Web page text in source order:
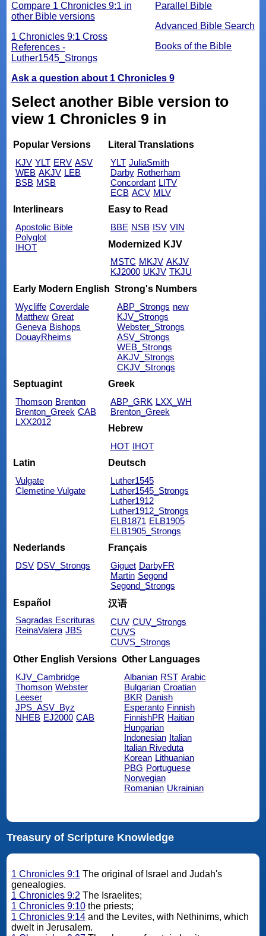
Parallel Bible
Advanced Bible Search
Books of the Bible
Compare 1 Chronicles 9:1 in
other Bible versions
1 Chronicles 9:1 Cross
References -
Luther1545_Strongs
Ask a question about 1 Chronicles 9
Select another Bible version to
view 1 Chronicles 9 in
Popular Versions
KJV YLT ERV ASV
WEB AKJV LEB
BSB MSB
Literal Translations
YLT JuliaSmith
Darby Rotherham
Concordant LITV
ECB ACV MLV
Interlinears
Apostolic Bible
Polyglot
IHOT
Easy to Read
BBE NSB ISV VIN
Modernized KJV
MSTC MKJV AKJV
KJ2000 UKJV TKJU
Early Modern English
Wycliffe Coverdale
Matthew Great
Geneva Bishops
DouayRheims
Strong's Numbers
ABP_Strongs new
KJV_Strongs
Webster_Strongs
ASV_Strongs
WEB_Strongs
AKJV_Strongs
CKJV_Strongs
Septuagint
Thomson Brenton
Brenton_Greek CAB
LXX2012
Greek
ABP_GRK LXX_WH
Brenton_Greek
Hebrew
HOT IHOT
Latin
Vulgate
Clemetine Vulgate
Deutsch
Luther1545
Luther1545_Strongs
Luther1912
Luther1912_Strongs
ELB1871 ELB1905
ELB1905_Strongs
Nederlands
DSV DSV_Strongs
Français
Giguet DarbyFR
Martin Segond
Segond_Strongs
Español
Sagradas Escrituras
ReinaValera JBS
汉语
CUV CUV_Strongs
CUVS
CUVS_Strongs
Other English Versions
KJV_Cambridge
Thomson Webster
Leeser
JPS_ASV_Byz
NHEB EJ2000 CAB
Other Languages
Albanian RST Arabic
Bulgarian Croatian
BKR Danish
Esperanto Finnish
FinnishPR Haitian
Hungarian
Indonesian Italian
Italian Riveduta
Korean Lithuanian
PBG Portuguese
Norwegian
Romanian Ukrainian
Treasury of Scripture Knowledge
1 Chronicles 9:1 The original of Israel and Judah's
genealogies.
1 Chronicles 9:2 The Israelites;
1 Chronicles 9:10the priests;
1 Chronicles 9:14and the Levites, with Nethinims, which
dwelt in Jerusalem.